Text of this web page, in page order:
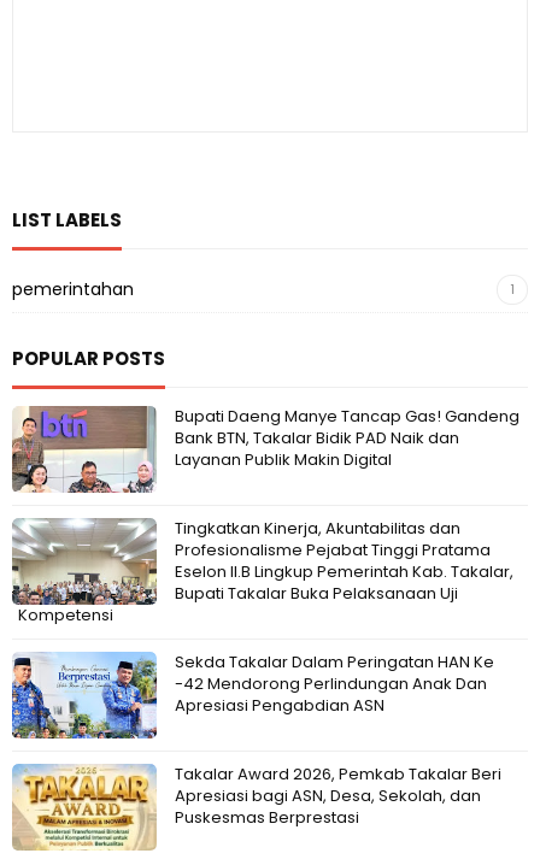
LIST LABELS
pemerintahan 1
POPULAR POSTS
Bupati Daeng Manye Tancap Gas! Gandeng
Bank BTN, Takalar Bidik PAD Naik dan
Layanan Publik Makin Digital
Tingkatkan Kinerja, Akuntabilitas dan
Profesionalisme Pejabat Tinggi Pratama
Eselon II.B Lingkup Pemerintah Kab. Takalar,
Bupati Takalar Buka Pelaksanaan Uji
Kompetensi
Sekda Takalar Dalam Peringatan HAN Ke
-42 Mendorong Perlindungan Anak Dan
Apresiasi Pengabdian ASN
Takalar Award 2026, Pemkab Takalar Beri
Apresiasi bagi ASN, Desa, Sekolah, dan
Puskesmas Berprestasi